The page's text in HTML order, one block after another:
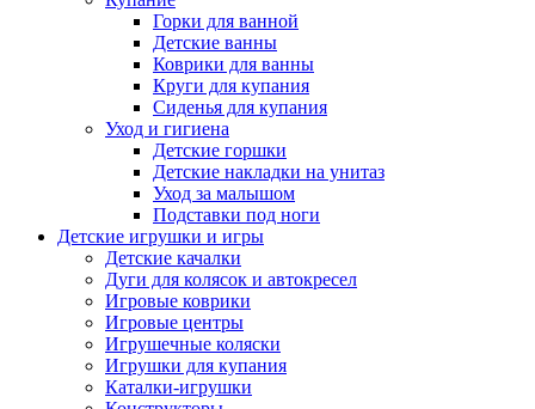
Горки для ванной
Детские ванны
Коврики для ванны
Круги для купания
Сиденья для купания
Уход и гигиена
Детские горшки
Детские накладки на унитаз
Уход за малышом
Подставки под ноги
Детские игрушки и игры
Детские качалки
Дуги для колясок и автокресел
Игровые коврики
Игровые центры
Игрушечные коляски
Игрушки для купания
Каталки-игрушки